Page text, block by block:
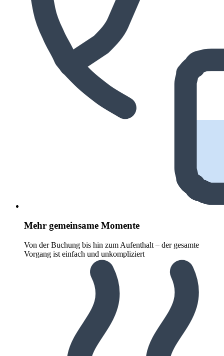
Mehr gemeinsame Momente
Von der Buchung bis hin zum Aufenthalt – der gesamte
Vorgang ist einfach und unkompliziert